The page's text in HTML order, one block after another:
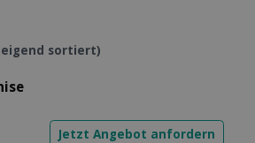
sortiert)
Jetzt Angebot anfordern